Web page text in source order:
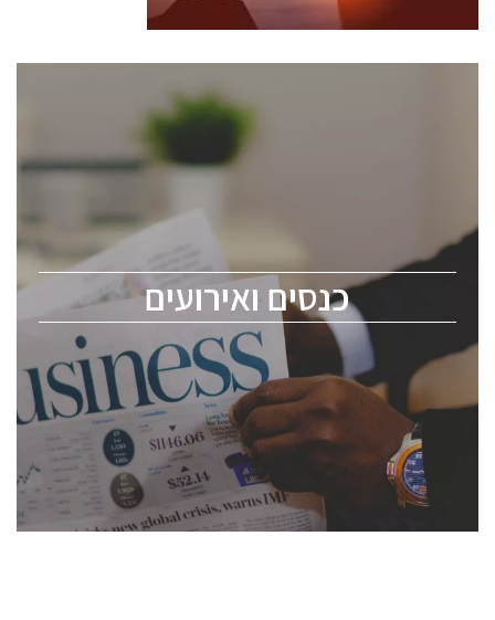
כנסים ואירועים
כנסים ואירועים
לכל העוסקים בתעשיית הסמיקונדקטור כולל מהנדסים,
ChipEx2026 will be held on May 12-13, 2026. The
conference is intended for everyone involved in the
semiconductor industry, including engineers,
professional experts, and senior executives.
לחץ לפרטים